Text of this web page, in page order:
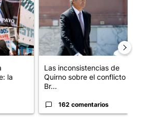
la
Las inconsistencias de
Quirno sobre el conflicto con
Br...
162 comentarios